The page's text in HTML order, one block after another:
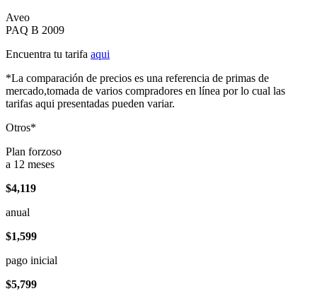
Aveo
PAQ B 2009
Encuentra tu tarifa aqui
*La comparación de precios es una referencia de primas de
mercado,tomada de varios compradores en línea por lo cual las
tarifas aqui presentadas pueden variar.
Otros*
Plan forzoso
a 12 meses
$4,119
anual
$1,599
pago inicial
$5,799